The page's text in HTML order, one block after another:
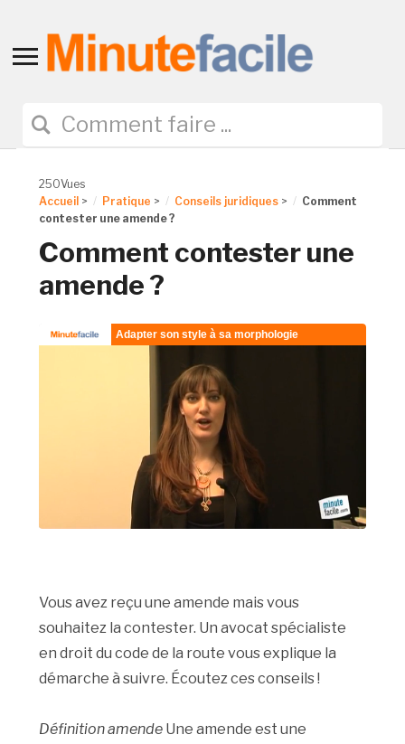
Toggle
navigation
250Vues
Accueil > Pratique > Conseils juridiques >
Comment
contester une amende ?
Comment contester une
amende ?
Vous avez reçu une amende mais vous
souhaitez la contester. Un avocat spécialiste
en droit du code de la route vous explique la
démarche à suivre. Écoutez ces conseils !
Définition amende Une amende est une